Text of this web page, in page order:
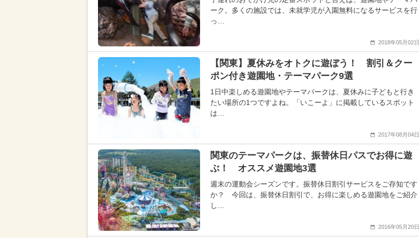
ーク。多くの施設では、未就学児が入園無料になるサービスを行
っ…
2018年05月02日
【関東】夏休みをオトクに遊ぼう！ 割引＆クー
ポン付き遊園地・テーマパーク9選
1日中楽しめる遊園地やテーマパークは、夏休みに子どもと行き
たい場所の1つですよね。「いこーよ」に掲載しているスポット
は…
2017年08月04日
関東のテーマパークは、振替休日パスでお得に遊
ぶ！ オススメ遊園地3選
週末の運動会シーズンです。振替休日割引サービスをご存知です
か？ 今回は、振替休日割引で、お得に楽しめる遊園地をご紹介
し…
2016年05月20日